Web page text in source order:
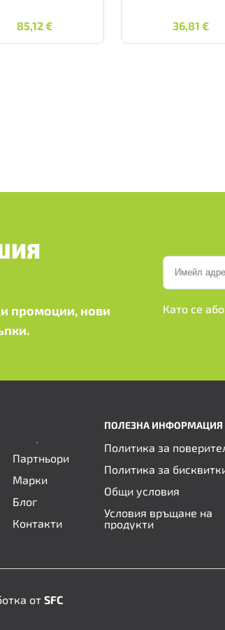
85,12€
85,12 € 36,81 €
36,81 €
промоции, нови
Като се
Партньори
Марки
Блог
Контакти
ПОЛЕЗНА ИНФОРМАЦИЯ
Политика за
Политика за
Общи условия
Условия връщане на
продукти
от SFC